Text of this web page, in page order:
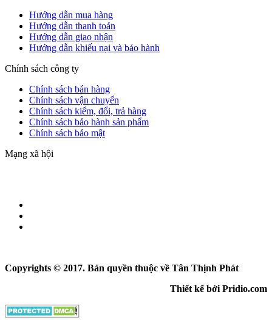
Hướng dẫn mua hàng
Hướng dẫn thanh toán
Hướng dẫn giao nhận
Hướng dẫn khiếu nại và bảo hành
Chính sách công ty
Chính sách bán hàng
Chính sách vận chuyển
Chính sách kiểm, đổi, trả hàng
Chính sách bảo hành sản phẩm
Chính sách bảo mật
Mạng xã hội
Copyrights © 2017. Bản quyền thuộc về Tân Thịnh Phát
Thiết kế bởi Pridio.com